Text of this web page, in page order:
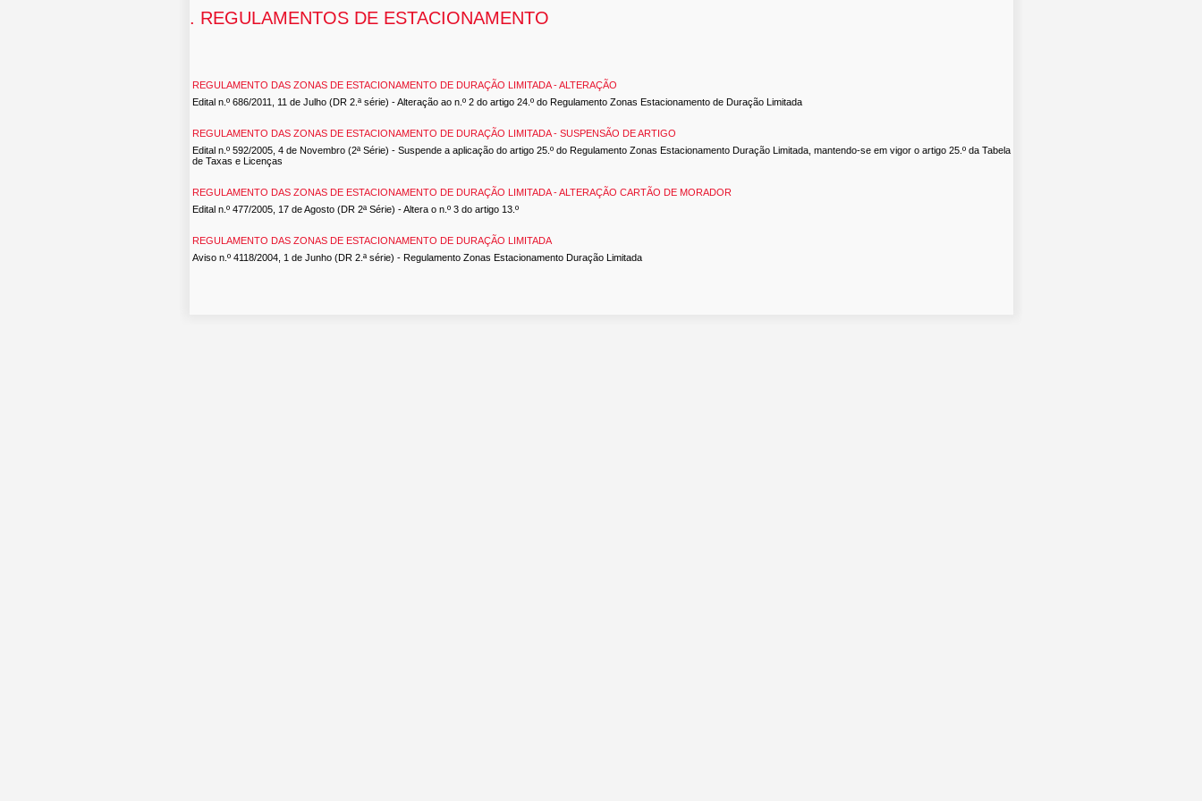
. REGULAMENTOS DE ESTACIONAMENTO
REGULAMENTO DAS ZONAS DE ESTACIONAMENTO DE DURAÇÃO LIMITADA - ALTERAÇÃO
Edital n.º 686/2011, 11 de Julho (DR 2.ª série) - Alteração ao n.º 2 do artigo 24.º do Regulamento Zonas Estacionamento de Duração Limitada
REGULAMENTO DAS ZONAS DE ESTACIONAMENTO DE DURAÇÃO LIMITADA - SUSPENSÃO DE ARTIGO
Edital n.º 592/2005, 4 de Novembro (2ª Série) - Suspende a aplicação do artigo 25.º do Regulamento Zonas Estacionamento Duração Limitada, mantendo-se em vigor o artigo 25.º da Tabela
de Taxas e Licenças
REGULAMENTO DAS ZONAS DE ESTACIONAMENTO DE DURAÇÃO LIMITADA - ALTERAÇÃO CARTÃO DE MORADOR
Edital n.º 477/2005, 17 de Agosto (DR 2ª Série) - Altera o n.º 3 do artigo 13.º
REGULAMENTO DAS ZONAS DE ESTACIONAMENTO DE DURAÇÃO LIMITADA
Aviso n.º 4118/2004, 1 de Junho (DR 2.ª série) - Regulamento Zonas Estacionamento Duração Limitada